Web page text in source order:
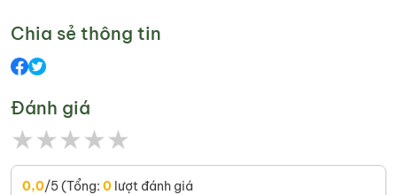
Chia sẻ thông tin
Đánh giá
★★★★★
0,0/5 (Tổng: 0 lượt đánh giá